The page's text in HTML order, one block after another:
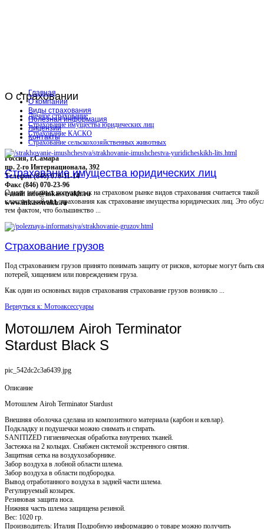
О страховании
Личное страхование
Страхование имущества юридических лиц
Страхование КАСКО
Страхование сельскохозяйственных животных
Россия, г.Самара
пр. 2-го Интернационала, 392
Телефон (846) 070-11-14
Факс (846) 070-23-96
e-mail: info@inkasstrakh.ru
www.inkasstrakh.ru
Главная
О компании
Виды страхования
Полезная информация
Лицензии
Контакты
Страхование имущества юридических лиц
Одним из самых популярных на страховом рынке видов страхования считается такой
классический вид страхования как страхование имущества юридических лиц. Это
тем фактом, что большинство ...
Страхование грузов
Под страхованием грузов принято понимать защиту от рисков, которые могут быть
потерей, хищением или повреждением груза.
Как один из основных видов страхования страхование грузов возникло ...
Вернуться к: Мотоаксессуары
Мотошлем Airoh Terminator
Stardust Black S
pic_542dc2c3a6439.jpg
Описание
Мотошлем Airoh Terminator Stardust
Внешняя оболочка сделана из композитного материала (карбон и кевлар).
Подкладку и подушечки можно снимать и стирать.
SANITIZED гигиеническая обработка внутрених тканей.
Застежка на 2 кольцах. Снабжен системой экстренного снятия.
Защитная сетка на воздухозаборнике.
Забор воздуха в лобной области шлема.
Забор воздуха в области подбородка.
Вывод отработанного воздуха в задней части шлема.
Регулируемый козырек.
Резиновая защита носа.
Нижняя часть шлема защищена резиной.
Вес: 1020 гр.
Производитель: Италия Подробную информацию о товаре можно получить